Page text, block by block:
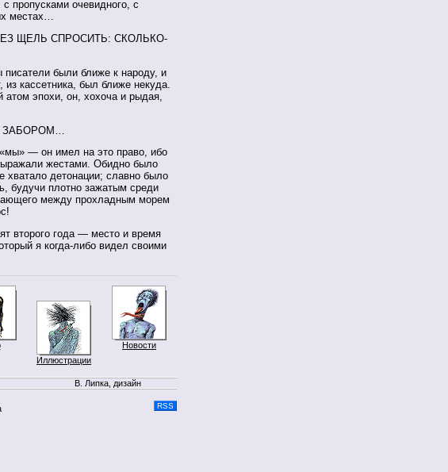
пропусками очевидного, с
местах…
ЩЕЛЬ СПРОСИТЬ: СКОЛЬКО-
были ближе к народу, и
из кассетника, был ближе некуда.
эпохи, он, хохоча и рыдая,
«мы» — он имел на это право, ибо
жестами. Обидно было
хватало детонации; славно было
будучи плотно зажатым среди
между прохладным морем
второго года — место и время
я когда-либо видел своими
Иллюстрации
Новости
В. Липка, дизайн
RSS